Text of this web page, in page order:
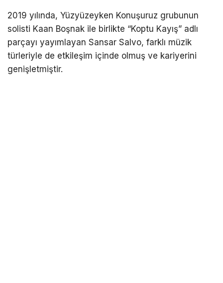
2019 yılında, Yüzyüzeyken Konuşuruz grubunun
solisti Kaan Boşnak ile birlikte “Koptu Kayış” adlı
parçayı yayımlayan Sansar Salvo, farklı müzik
türleriyle de etkileşim içinde olmuş ve kariyerini
genişletmiştir.